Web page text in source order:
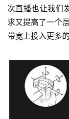
次直播也让我们
求又提高了一个
带宽上投入更多